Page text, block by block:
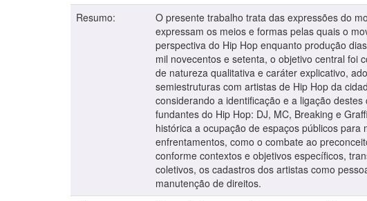
Resumo:
O presente trabalho trata das expressões do
expressam os meios e formas pelas quais o
perspectiva do Hip Hop enquanto produção
mil novecentos e setenta, o objetivo central foi
de natureza qualitativa e caráter explicativo,
semiestruturas com artistas de Hip Hop da
considerando a identificação e a ligação
fundantes do Hip Hop: DJ, MC, Breaking e
histórica a ocupação de espaços públicos
enfrentamentos, como o combate ao
conforme contextos e objetivos específicos,
coletivos, os cadastros dos artistas como
manutenção de direitos.